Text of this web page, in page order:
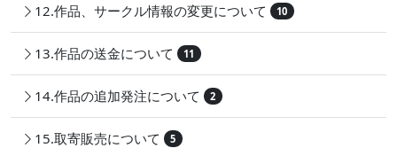
12.作品、サークル情報の変更について 10
13.作品の送金について 11
14.作品の追加発注について 2
15.取寄販売について 5